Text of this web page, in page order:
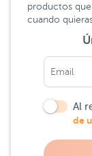
productos
cuando
Al
de